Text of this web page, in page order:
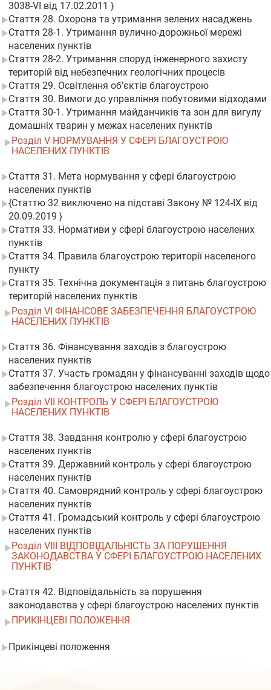
3038-VI від 17.02.2011 }
Стаття 28. Охорона та утримання зелених насаджень
Стаття 28-1. Утримання вулично-дорожньої мережі
населених пунктів
Стаття 28-2. Утримання споруд інженерного захисту
територій від небезпечних геологічних процесів
Стаття 29. Освітлення об'єктів благоустрою
Стаття 30. Вимоги до управління побутовими відходами
Стаття 30-1. Утримання майданчиків та зон для вигулу
домашніх тварин у межах населених пунктів
Розділ V НОРМУВАННЯ У СФЕРІ БЛАГОУСТРОЮ
НАСЕЛЕНИХ ПУНКТІВ
Стаття 31. Мета нормування у сфері благоустрою
населених пунктів
{Статтю 32 виключено на підставі Закону № 124-IX від
20.09.2019 }
Стаття 33. Нормативи у сфері благоустрою населених
пунктів
Стаття 34. Правила благоустрою території населеного
пункту
Стаття 35. Технічна документація з питань благоустрою
територій населених пунктів
Розділ VI ФІНАНСОВЕ ЗАБЕЗПЕЧЕННЯ БЛАГОУСТРОЮ
НАСЕЛЕНИХ ПУНКТІВ
Стаття 36. Фінансування заходів з благоустрою
населених пунктів
Стаття 37. Участь громадян у фінансуванні заходів щодо
забезпечення благоустрою населених пунктів
Розділ VII КОНТРОЛЬ У СФЕРІ БЛАГОУСТРОЮ
НАСЕЛЕНИХ ПУНКТІВ
Стаття 38. Завдання контролю у сфері благоустрою
населених пунктів
Стаття 39. Державний контроль у сфері благоустрою
населених пунктів
Стаття 40. Самоврядний контроль у сфері благоустрою
населених пунктів
Стаття 41. Громадський контроль у сфері благоустрою
населених пунктів
Розділ VIII ВІДПОВІДАЛЬНІСТЬ ЗА ПОРУШЕННЯ
ЗАКОНОДАВСТВА У СФЕРІ БЛАГОУСТРОЮ НАСЕЛЕНИХ
ПУНКТІВ
Стаття 42. Відповідальність за порушення
законодавства у сфері благоустрою населених пунктів
ПРИКІНЦЕВІ ПОЛОЖЕННЯ
Прикінцеві положення